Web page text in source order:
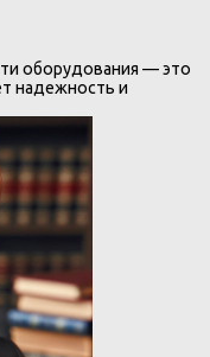
оборудования — это
надежность и